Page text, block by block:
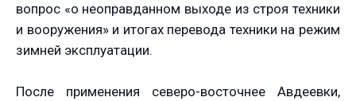
вопрос «о неоправданном выходе из строя техники
и вооружения» и итогах перевода техники на режим
зимней эксплуатации.
После применения северо-восточнее Авдеевки,